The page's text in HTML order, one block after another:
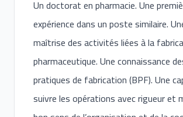
Un doctorat en pharmacie. Une
expérience dans un poste similaire.
maîtrise des activités liées à la
pharmaceutique. Une connaissance
pratiques de fabrication (BPF). Une
suivre les opérations avec rigueur et